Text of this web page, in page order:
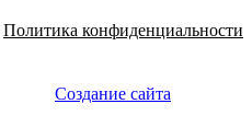
Политика конфиденциальности
Создание сайта